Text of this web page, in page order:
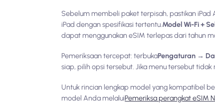
Sebelum membeli paket terpisah, pastikan
iPad dengan spesifikasi tertentu. Model Wi-Fi +
dapat menggunakan eSIM terlepas dari tahun
Pemeriksaan tercepat: terbukaPengaturan →
siap, pilih opsi tersebut. Jika menu tersebut
Untuk rincian lengkap model yang kompatibel
model Anda melaluiPemeriksa perangkat eSIM